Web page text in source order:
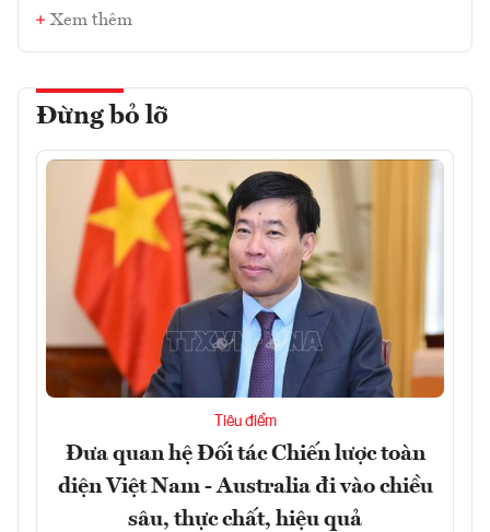
Xem thêm
Đừng bỏ lỡ
Tiêu điểm
Đưa quan hệ Đối tác Chiến lược toàn
diện Việt Nam - Australia đi vào chiều
sâu, thực chất, hiệu quả